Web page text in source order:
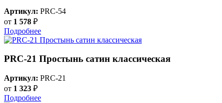
Артикул: PRC-54
от 1 578 ₽
Подробнее
PRC-21 Простынь сатин классическая
Артикул: PRC-21
от 1 323 ₽
Подробнее